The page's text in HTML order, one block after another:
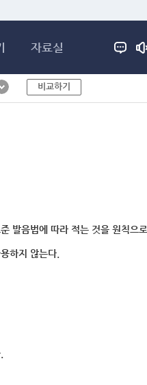
자료실
비교하기
발음법에 따라 적는 것을 원칙으
하지 않는다.